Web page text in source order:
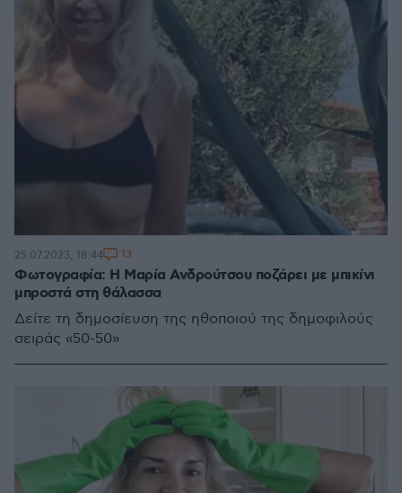
Φωτογραφία: Η Μαρία Ανδρούτσου ποζάρει με μπικίνι
μπροστά στη θάλασσα
Δείτε τη δημοσίευση της ηθοποιού της δημοφιλούς
σειράς «50-50»
25.07.2023, 18:44 13